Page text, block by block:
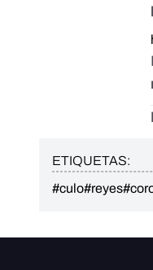
ETIQUETAS:
#culo#reyes